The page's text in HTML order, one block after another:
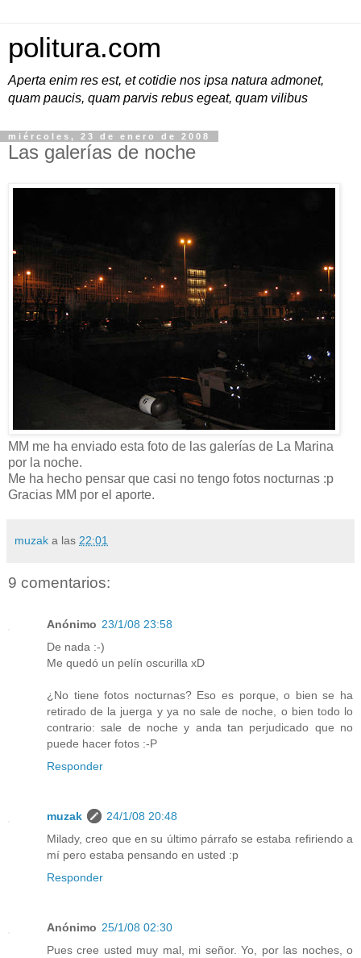
politura.com
Aperta enim res est, et cotidie nos ipsa natura admonet,
quam paucis, quam parvis rebus egeat, quam vilibus
miércoles, 23 de enero de 2008
Las galerías de noche
MM me ha enviado esta foto de las galerías de La Marina
por la noche.
Me ha hecho pensar que casi no tengo fotos nocturnas :p
Gracias MM por el aporte.
muzak a las 22:01
9 comentarios:
Anónimo 23/1/08 23:58
De nada :-)
Me quedó un pelín oscurilla xD
¿No tiene fotos nocturnas? Eso es porque, o bien se ha
retirado de la juerga y ya no sale de noche, o bien todo lo
contrario: sale de noche y anda tan perjudicado que no
puede hacer fotos :-P
Responder
muzak
24/1/08 20:48
Milady, creo que en su último párrafo se estaba refiriendo a
mí pero estaba pensando en usted :p
Responder
Anónimo 25/1/08 02:30
Pues cree usted muy mal, mi señor. Yo, por las noches, o